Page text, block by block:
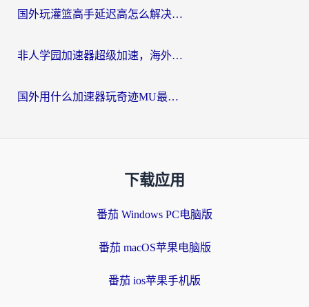
国外玩灌篮高手延迟高怎么解决？海外玩家国服游戏加速终极指南
非人学园加速器超级加速，海外玩家重返国服的通行证
国外用什么加速器玩奇迹MU最好？2026海外玩家国服游戏加速全攻略
下载应用
番茄 Windows PC电脑版
番茄 macOS苹果电脑版
番茄 ios苹果手机版